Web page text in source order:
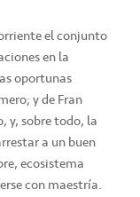
el conjunto
en la
oportunas
y de Fran
y, sobre todo, la
a un buen
ecosistema
con maestría.